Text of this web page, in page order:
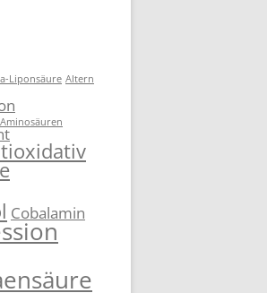
Liponsäure Altern
Aminosäuren
Cobalamin